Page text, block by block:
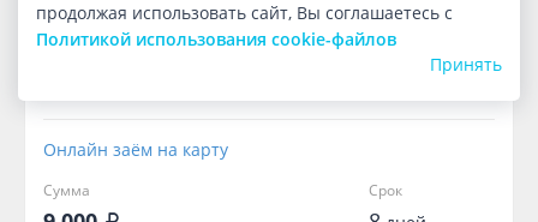
Онлайн заём на карту
Сумма Срок
продолжая использовать сайт, Вы соглашаетесь с
Политикой использования cookie-файлов
Принять